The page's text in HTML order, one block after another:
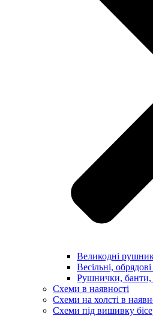
Великодні
Весільні,
Рушнички, банти,
Схеми в наявності
Схеми на холсті в
Схеми під вишивку